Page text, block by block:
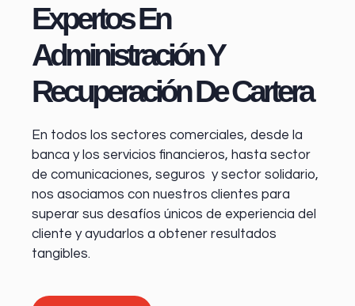
Expertos En
Administración Y
Recuperación De Cartera
En todos los sectores comerciales, desde la
banca y los servicios financieros, hasta sector
de comunicaciones, seguros y sector solidario,
nos asociamos con nuestros clientes para
superar sus desafíos únicos de experiencia del
cliente y ayudarlos a obtener resultados
tangibles.